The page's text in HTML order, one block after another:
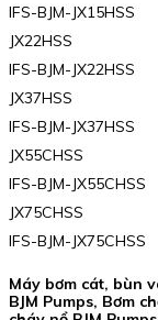
IFS-BJM-JX15HSS
JX22HSS
IFS-BJM-JX22HSS
JX37HSS
IFS-BJM-JX37HSS
JX55CHSS
IFS-BJM-JX55CHSS
JX75CHSS
IFS-BJM-JX75CHSS
Máy bơm cát, bùn
BJM Pumps, Bơm